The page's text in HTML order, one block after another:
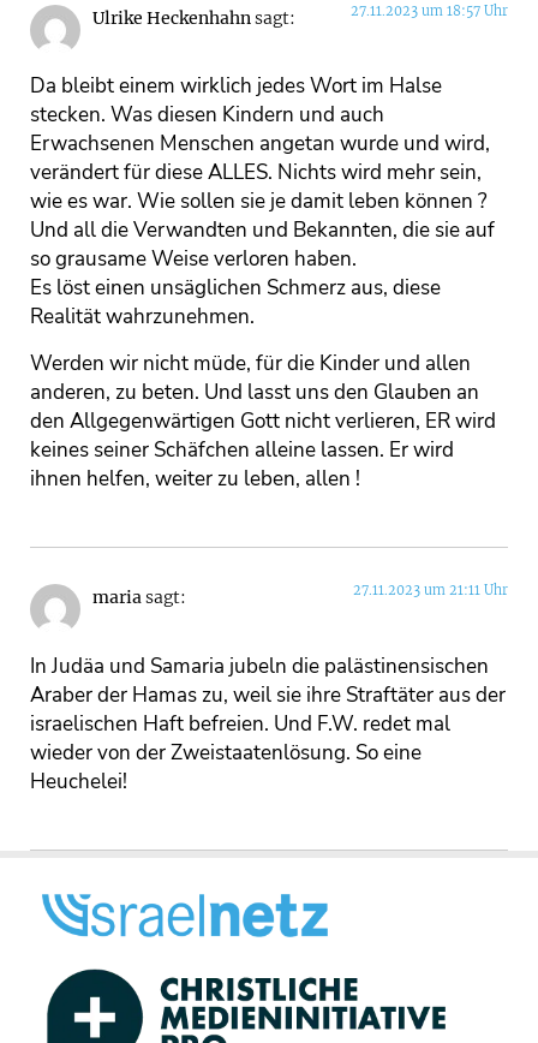
Ulrike Heckenhahnsagt: 27.11.2023 um 18:57 Uhr
Da bleibt einem wirklich jedes Wort im Halse
stecken. Was diesen Kindern und auch
Erwachsenen Menschen angetan wurde und wird,
verändert für diese ALLES. Nichts wird mehr sein,
wie es war. Wie sollen sie je damit leben können ?
Und all die Verwandten und Bekannten, die sie auf
so grausame Weise verloren haben.
Es löst einen unsäglichen Schmerz aus, diese
Realität wahrzunehmen.
Werden wir nicht müde, für die Kinder und allen
anderen, zu beten. Und lasst uns den Glauben an
den Allgegenwärtigen Gott nicht verlieren, ER wird
keines seiner Schäfchen alleine lassen. Er wird
ihnen helfen, weiter zu leben, allen !
mariasagt: 27.11.2023 um 21:11 Uhr
In Judäa und Samaria jubeln die palästinensischen
Araber der Hamas zu, weil sie ihre Straftäter aus der
israelischen Haft befreien. Und F.W. redet mal
wieder von der Zweistaatenlösung. So eine
Heuchelei!